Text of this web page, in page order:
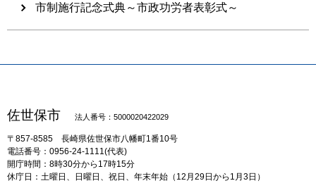
市制施行記念式典～市政功労者表彰式～
佐世保市 法人番号：5000020422029
〒857-8585 長崎県佐世保市八幡町1番10号
電話番号：0956-24-1111(代表)
開庁時間：8時30分から17時15分
休庁日：土曜日、日曜日、祝日、年末年始（12月29日から1月3日）